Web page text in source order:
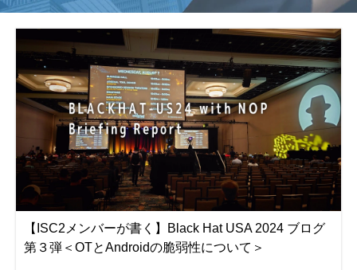
【ISC2メンバーが書く】Black Hat USA 2024 ブログ
第３弾＜OTとAndroidの脆弱性について＞